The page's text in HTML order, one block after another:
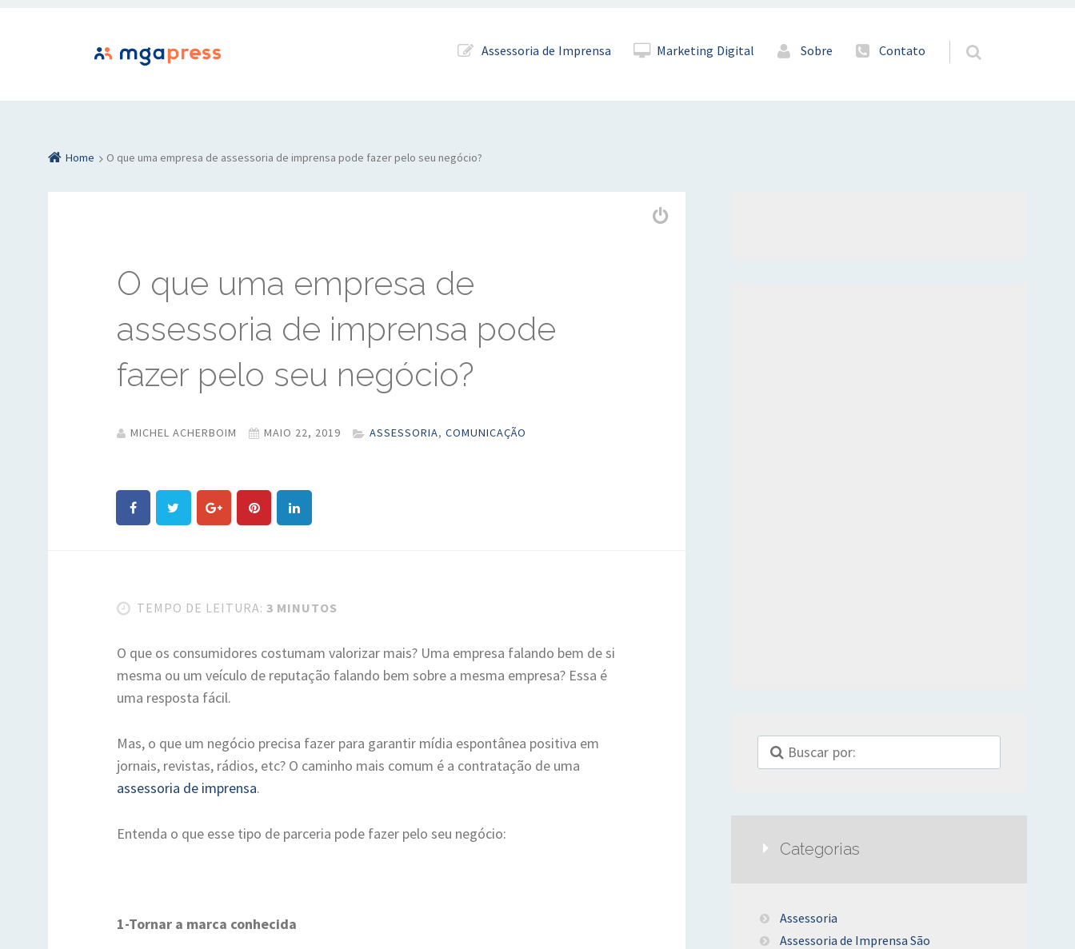
Pular para o conteúdo
Assessoria de Imprensa Marketing Digital Sobre Contato
Home O que uma empresa de assessoria de imprensa pode fazer pelo seu negócio?
O que uma empresa de
assessoria de imprensa pode
fazer pelo seu negócio?
MICHEL ACHERBOIM MAIO 22, 2019 ASSESSORIA,COMUNICAÇÃO
TEMPO DE LEITURA: 3 MINUTOS
O que os consumidores costumam valorizar mais? Uma empresa falando bem de si
mesma ou um veículo de reputação falando bem sobre a mesma empresa? Essa é
uma resposta fácil.
Mas, o que um negócio precisa fazer para garantir mídia espontânea positiva em
jornais, revistas, rádios, etc? O caminho mais comum é a contratação de uma
assessoria de imprensa.
Entenda o que esse tipo de parceria pode fazer pelo seu negócio:
1-Tornar a marca conhecida
Categorias
Assessoria
Assessoria de Imprensa São